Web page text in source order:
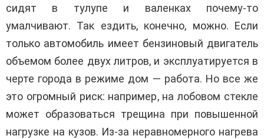
сидят в тулупе и валенках почему-то
умалчивают. Так ездить, конечно, можно. Если
только автомобиль имеет бензиновый двигатель
объемом более двух литров, и эксплуатируется в
черте города в режиме дом — работа. Но все же
это огромный риск: например, на лобовом стекле
может образоваться трещина при повышенной
нагрузке на кузов. Из-за неравномерного нагрева